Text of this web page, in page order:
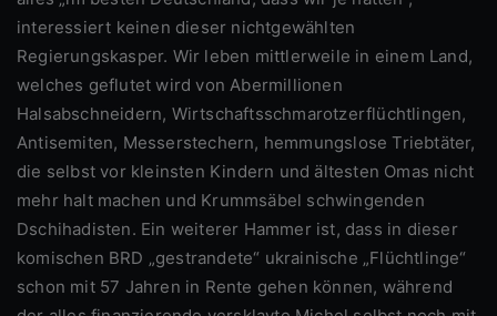
interessiert keinen dieser nichtgewählten
Regierungskasper. Wir leben mittlerweile in einem Land,
welches geflutet wird von Abermillionen
Halsabschneidern, Wirtschaftsschmarotzerflüchtlingen,
Antisemiten, Messerstechern, hemmungslose Triebtäter,
die selbst vor kleinsten Kindern und ältesten Omas nicht
mehr halt machen und Krummsäbel schwingenden
Dschihadisten. Ein weiterer Hammer ist, dass in dieser
komischen BRD „gestrandete“ ukrainische „Flüchtlinge“
schon mit 57 Jahren in Rente gehen können, während